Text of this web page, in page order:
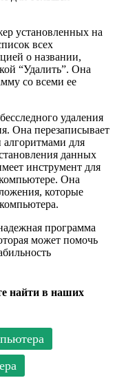
установленных на
всех
о названии,
“Удалить”. Она
со всеми ее
удаления
Она перезаписывает
алгоритмами для
данных
инструмент для
Она
которые
программа
может помочь
найти в наших